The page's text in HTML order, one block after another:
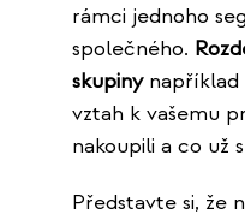
rámci jednoho
společného.
skupinynapříklad
vztah k vašemu
nakoupili a co už
Představte si, že